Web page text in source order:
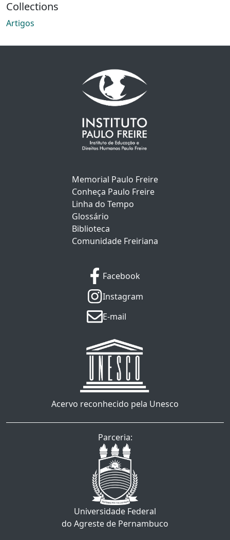
Collections
Artigos
Memorial Paulo Freire
Conheça Paulo Freire
Linha do Tempo
Glossário
Biblioteca
Comunidade Freiriana
Facebook
Instagram
E-mail
Acervo reconhecido pela Unesco
Parceria:
Universidade Federal
do Agreste de Pernambuco